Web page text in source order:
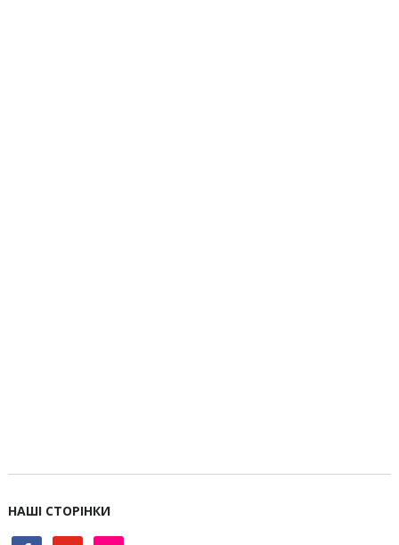
НАШІ СТОРІНКИ